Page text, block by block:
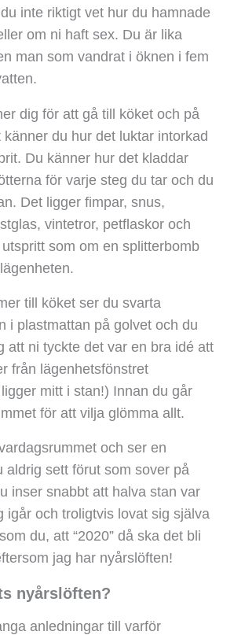
inte riktigt vet hur du hamnade
om ni haft sex. Du är lika
man som vandrat i öknen i fem
dig för att gå till köket och på
känner du hur det luktar intorkad
Du känner hur det kladdar
för varje steg du tar och du
Det ligger fimpar, snus,
vintetror, petflaskor och
som om en splitterbomb
till köket ser du svarta
i plastmattan på golvet och du
att ni tyckte det var en bra idé att
från lägenhetsfönstret
mitt i stan!) Innan du går
för att vilja glömma allt.
och ser en
aldrig sett förut som sover på
inser snabbt att halva stan var
igår och troligtvis lovat sig själva
du, att “2020” då ska det bli
jag har nyårslöften!
nyårslöften?
anledningar till varför